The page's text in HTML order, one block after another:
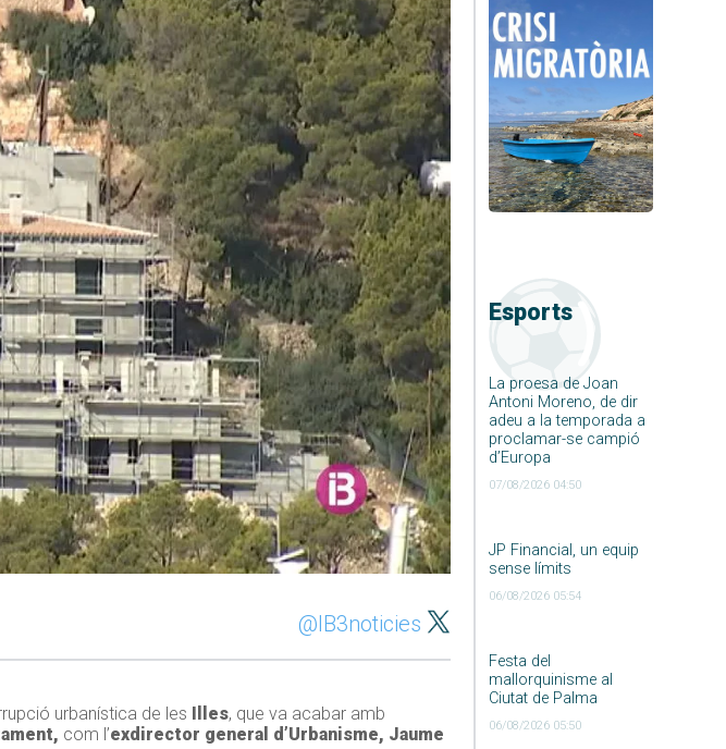
Esports
La proesa de Joan
Antoni Moreno, de dir
adeu a la temporada a
proclamar-se campió
d’Europa
07/08/2026 04:50
JP Financial, un equip
sense límits
06/08/2026 05:54
Festa del
mallorquinisme al
Ciutat de Palma
06/08/2026 05:50
@IB3noticies
urbanística de les Illes, que va acabar amb
com l’exdirector general d’Urbanisme, Jaume